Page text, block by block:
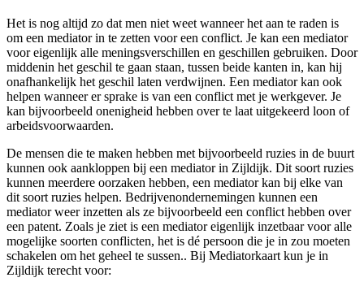
Het is nog altijd zo dat men niet weet wanneer het aan te raden is
om een mediator in te zetten voor een conflict. Je kan een mediator
voor eigenlijk alle meningsverschillen en geschillen gebruiken. Door
middenin het geschil te gaan staan, tussen beide kanten in, kan hij
onafhankelijk het geschil laten verdwijnen. Een mediator kan ook
helpen wanneer er sprake is van een conflict met je werkgever. Je
kan bijvoorbeeld onenigheid hebben over te laat uitgekeerd loon of
arbeidsvoorwaarden.
De mensen die te maken hebben met bijvoorbeeld ruzies in de buurt
kunnen ook aankloppen bij een mediator in Zijldijk. Dit soort ruzies
kunnen meerdere oorzaken hebben, een mediator kan bij elke van
dit soort ruzies helpen. Bedrijvenondernemingen kunnen een
mediator weer inzetten als ze bijvoorbeeld een conflict hebben over
een patent. Zoals je ziet is een mediator eigenlijk inzetbaar voor alle
mogelijke soorten conflicten, het is dé persoon die je in zou moeten
schakelen om het geheel te sussen.. Bij Mediatorkaart kun je in
Zijldijk terecht voor: